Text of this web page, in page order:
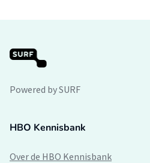
Powered by SURF
HBO Kennisbank
Over de HBO Kennisbank